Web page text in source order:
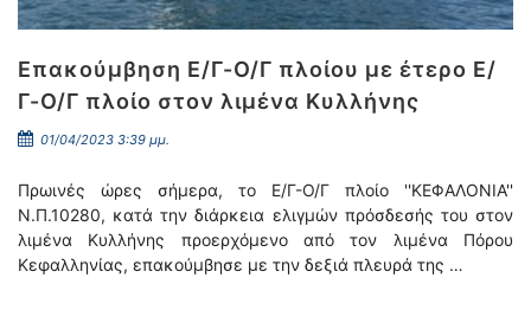
Επακούμβηση Ε/Γ-Ο/Γ πλοίου με έτερο Ε/
Γ-Ο/Γ πλοίο στον λιμένα Κυλλήνης
01/04/2023 3:39 μμ.
Πρωινές ώρες σήμερα, το Ε/Γ-Ο/Γ πλοίο ''ΚΕΦΑΛΟΝΙΑ''
Ν.Π.10280, κατά την διάρκεια ελιγμών πρόσδεσής του στον
λιμένα Κυλλήνης προερχόμενο από τον λιμένα Πόρου
Κεφαλληνίας, επακούμβησε με την δεξιά πλευρά της …